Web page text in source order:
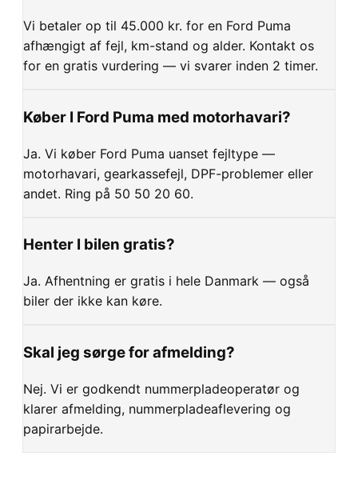
Vi betaler op til 45.000 kr. for en Ford Puma
afhængigt af fejl, km-stand og alder. Kontakt os
for en gratis vurdering — vi svarer inden 2 timer.
Køber I Ford Puma med motorhavari?
Ja. Vi køber Ford Puma uanset fejltype —
motorhavari, gearkassefejl, DPF-problemer eller
andet. Ring på 50 50 20 60.
Henter I bilen gratis?
Ja. Afhentning er gratis i hele Danmark — også
biler der ikke kan køre.
Skal jeg sørge for afmelding?
Nej. Vi er godkendt nummerpladeoperatør og
klarer afmelding, nummerpladeaflevering og
papirarbejde.